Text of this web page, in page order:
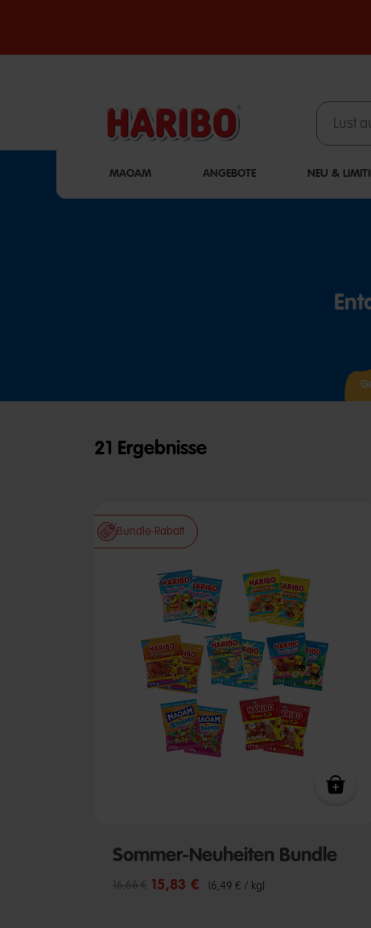
MAOAM ANGEBOTE NEU &
21 Ergebnisse
Bundle-Rabatt
Sommer-Neuheiten Bundle
Reduzierter Preis von
16,66 €bis
15,83 € (6,49 € / kg)